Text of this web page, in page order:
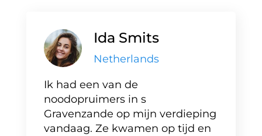
Ida Smits
Netherlands
Ik had een van de
noodopruimers in s
Gravenzande op mijn verdieping
vandaag. Ze kwamen op tijd en